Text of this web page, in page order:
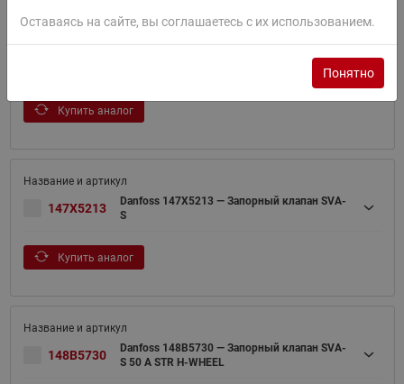
Купить аналог
147X5213
Danfoss 147X5213 — Запорный клапан SVA-
S
Купить аналог
148B5730
Danfoss 148B5730 — Запорный клапан SVA-
S 50 A STR H-WHEEL
Оставаясь на сайте, вы соглашаетесь с их использованием.
Понятно